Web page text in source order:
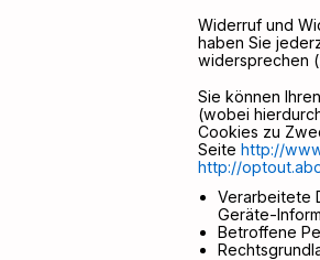
Widerruf und
haben Sie
widersprechen
Sie können
(wobei
Cookies zu
Seite http://
http://
Verarbeitete
Geräte-
Betroffene